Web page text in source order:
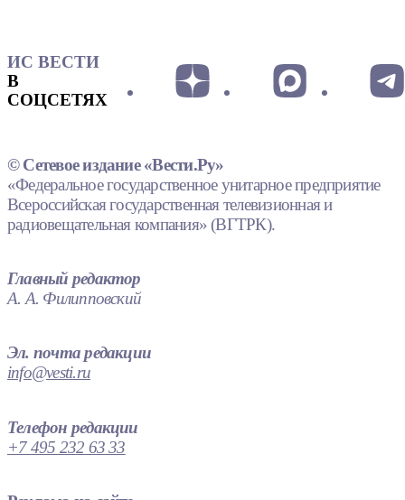
ИС ВЕСТИ
В
СОЦСЕТЯХ
© Сетевое издание «Вести.Ру»
«Федеральное государственное унитарное предприятие
Всероссийская государственная телевизионная и
радиовещательная компания» (ВГТРК).
Главный редактор
А. А. Филипповский
Эл. почта редакции
info@vesti.ru
Телефон редакции
+7 495 232 63 33